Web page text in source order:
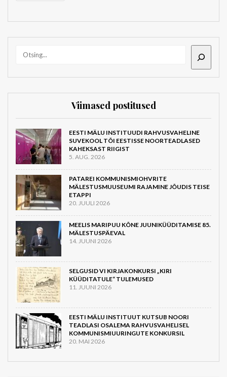
OTSI
Viimased postitused
EESTI MÄLU INSTITUUDI RAHVUSVAHELINE
SUVEKOOL TÕI EESTISSE NOORTEADLASED
KAHEKSAST RIIGIST
5. AUG. 2026
PATAREI KOMMUNISMIOHVRITE
MÄLESTUSMUUSEUMI RAJAMINE JÕUDIS TEISE
ETAPPI
20. JUULI 2026
MEELIS MARIPUU KÕNE JUUNIKÜÜDITAMISE 85.
MÄLESTUSPÄEVAL
14. JUUNI 2026
SELGUSID VI KIRJAKONKURSI „KIRI
KÜÜDITATULE“ TULEMUSED
11. JUUNI 2026
EESTI MÄLU INSTITUUT KUTSUB NOORI
TEADLASI OSALEMA RAHVUSVAHELISEL
KOMMUNISMIUURINGUTE KONKURSIL
20. MAI 2026